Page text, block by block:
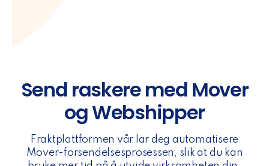
Send raskere med Mover
og Webshipper
Fraktplattformen vår lar deg automatisere
Mover-forsendelsesprosessen, slik at du kan